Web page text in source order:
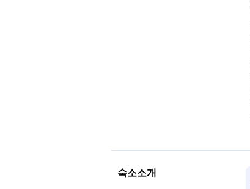
숙소소개